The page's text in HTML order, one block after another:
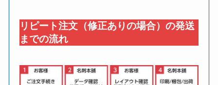
リピート注文（修正ありの場合）の発送
までの流れ